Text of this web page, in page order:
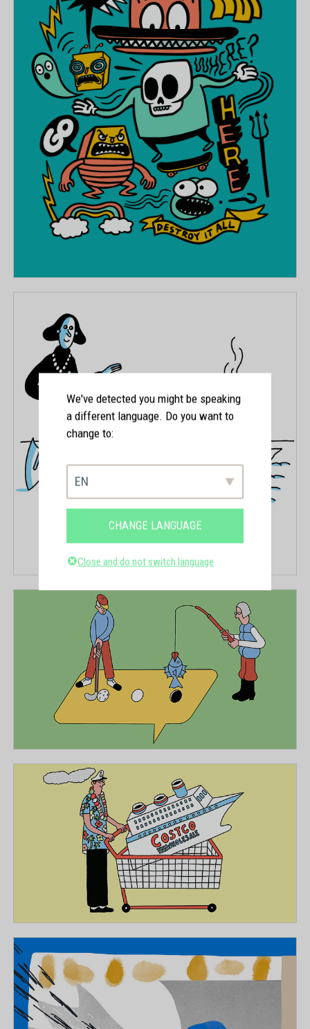
We've detected you might be speaking
a different language. Do you want to
change to:
EN
CHANGE LANGUAGE
Close and do not switch language